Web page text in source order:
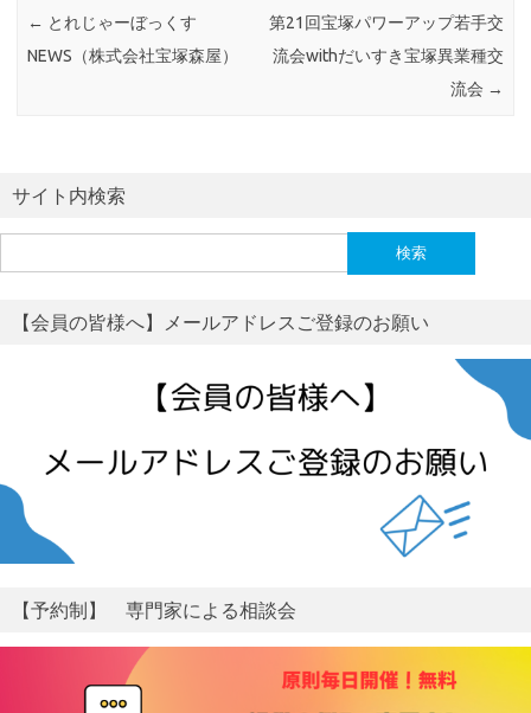
← とれじゃーぼっくす
NEWS（株式会社宝塚森屋）
第21回宝塚パワーアップ若手交
流会withだいすき宝塚異業種交
流会 →
サイト内検索
索:
【会員の皆様へ】メールアドレスご登録のお願い
【予約制】 専門家による相談会